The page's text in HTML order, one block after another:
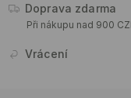
Doprava zdarma
Při nákupu nad 900
Vrácení